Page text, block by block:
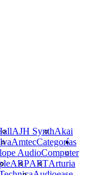
AJH SynthAkai
Amtec
Audio
ARPARTArturia
Categorías
Computer